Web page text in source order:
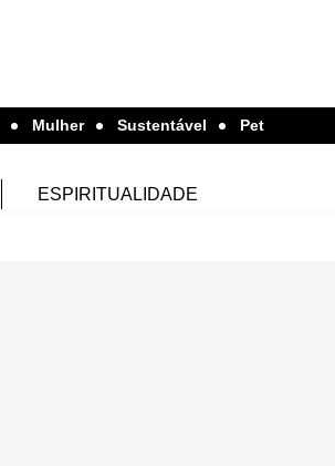
Mulher Sustentável Pet
ESPIRITUALIDADE